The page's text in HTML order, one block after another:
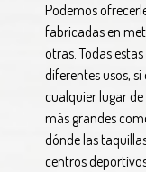
Podemos
fabricadas en
otras. Todas
diferentes usos,
cualquier lugar
más grandes
dónde las
centros